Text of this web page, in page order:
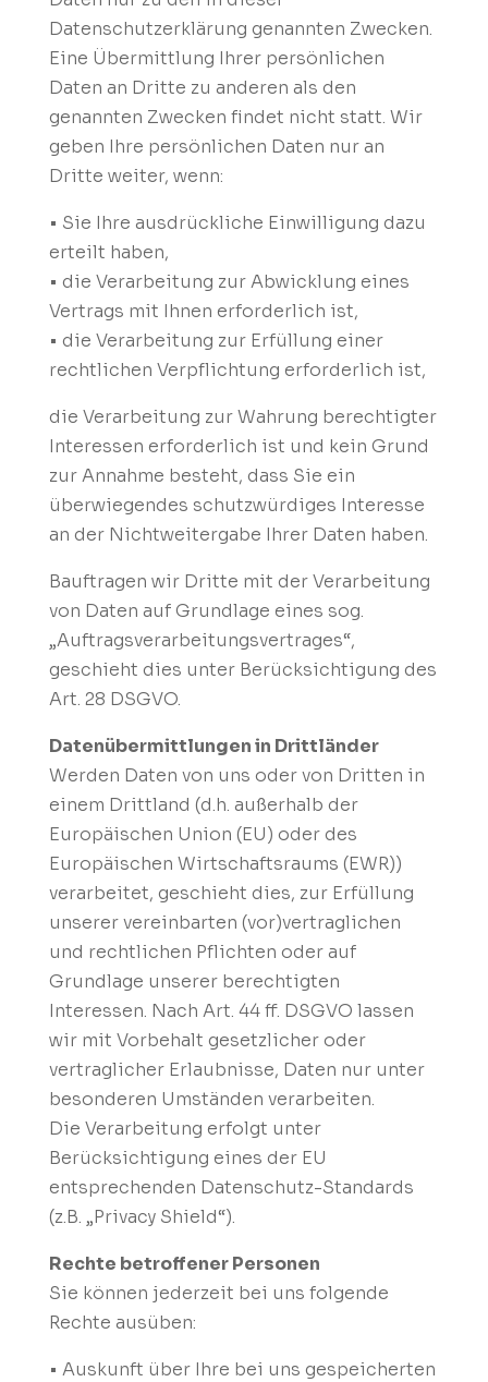
Datenschutzerklärung genannten Zwecken.
Eine Übermittlung Ihrer persönlichen
Daten an Dritte zu anderen als den
genannten Zwecken findet nicht statt. Wir
geben Ihre persönlichen Daten nur an
Dritte weiter, wenn:
• Sie Ihre ausdrückliche Einwilligung dazu
erteilt haben,
• die Verarbeitung zur Abwicklung eines
Vertrags mit Ihnen erforderlich ist,
• die Verarbeitung zur Erfüllung einer
rechtlichen Verpflichtung erforderlich ist,
die Verarbeitung zur Wahrung berechtigter
Interessen erforderlich ist und kein Grund
zur Annahme besteht, dass Sie ein
überwiegendes schutzwürdiges Interesse
an der Nichtweitergabe Ihrer Daten haben.
Bauftragen wir Dritte mit der Verarbeitung
von Daten auf Grundlage eines sog.
„Auftragsverarbeitungsvertrages“,
geschieht dies unter Berücksichtigung des
Art. 28 DSGVO.
Datenübermittlungen in Drittländer
Werden Daten von uns oder von Dritten in
einem Drittland (d.h. außerhalb der
Europäischen Union (EU) oder des
Europäischen Wirtschaftsraums (EWR))
verarbeitet, geschieht dies, zur Erfüllung
unserer vereinbarten (vor)vertraglichen
und rechtlichen Pflichten oder auf
Grundlage unserer berechtigten
Interessen. Nach Art. 44 ff. DSGVO lassen
wir mit Vorbehalt gesetzlicher oder
vertraglicher Erlaubnisse, Daten nur unter
besonderen Umständen verarbeiten.
Die Verarbeitung erfolgt unter
Berücksichtigung eines der EU
entsprechenden Datenschutz-Standards
(z.B. „Privacy Shield“).
Rechte betroffener Personen
Sie können jederzeit bei uns folgende
Rechte ausüben:
• Auskunft über Ihre bei uns gespeicherten